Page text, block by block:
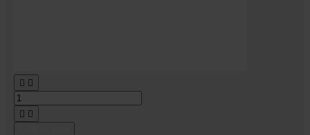
 
 